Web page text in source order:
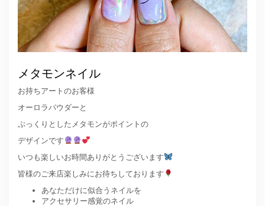
メタモンネイル
お持ちアートのお客様
オーロラパウダーと
ぷっくりとしたメタモンがポイントの
デザインです
いつも楽しいお時間ありがとうございます
皆様のご来店楽しみにお待ちしております
あなただけに似合うネイルを
アクセサリー感覚のネイル